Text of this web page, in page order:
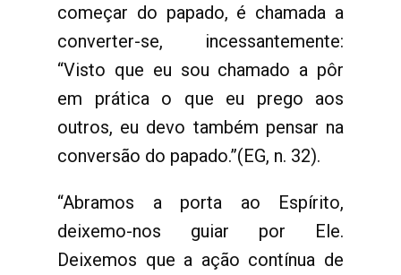
começar do papado, é chamada a
converter-se, incessantemente:
“Visto que eu sou chamado a pôr
em prática o que eu prego aos
outros, eu devo também pensar na
conversão do papado.”(EG, n. 32).
“Abramos a porta ao Espírito,
deixemo-nos guiar por Ele.
Deixemos que a ação contínua de